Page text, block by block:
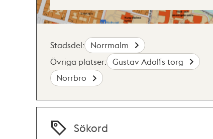
Stadsdel:
Norrmalm
Övriga platser:
Gustav Adolfs torg
Norrbro
Sökord